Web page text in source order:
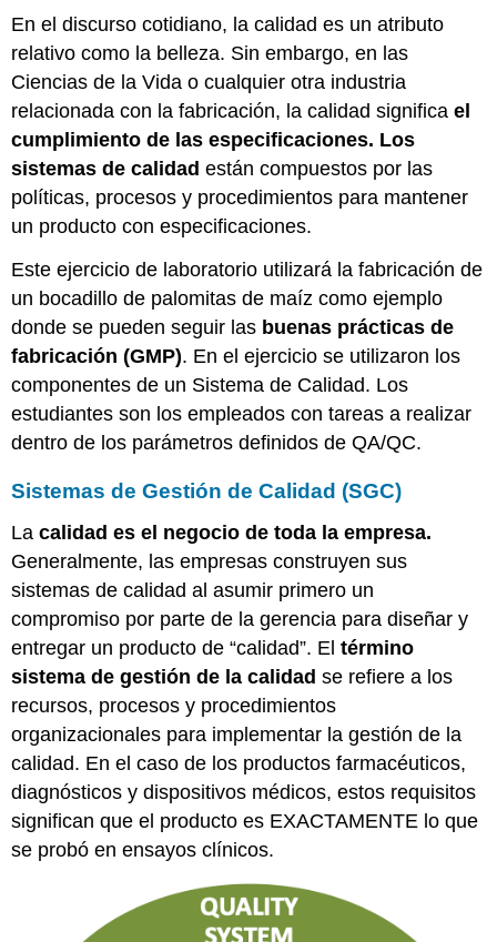
Manufactura
(GMPs)
Control
Estadístico
Procesos
Acciones
Correctivas
y
Preventivas
(CAPA)
Aseguramiento
Calidad
y
Control
Calidad
(QA/QC)
II:
y
prepararse
para
carrera
de
producción
A.
Actividad
de
laboratorio:
Revisar
el
de
1.
En el discurso cotidiano, la calidad es un atributo
relativo como la belleza. Sin embargo, en las
Ciencias de la Vida o cualquier otra industria
relacionada con la fabricación, la calidad significael
cumplimiento de las especificaciones. Los
sistemas de calidad están compuestos por las
políticas, procesos y procedimientos para mantener
un producto con especificaciones.
Este ejercicio de laboratorio utilizará la fabricación de
un bocadillo de palomitas de maíz como ejemplo
donde se pueden seguir las buenas prácticas de
fabricación (GMP). En el ejercicio se utilizaron los
componentes de un Sistema de Calidad. Los
estudiantes son los empleados con tareas a realizar
dentro de los parámetros definidos de QA/QC.
Sistemas de Gestión de Calidad (SGC)
Lacalidad es el negocio de toda la empresa.
Generalmente, las empresas construyen sus
sistemas de calidad al asumir primero un
compromiso por parte de la gerencia para diseñar y
entregar un producto de “calidad”. Eltérmino
sistema de gestión de la calidad se refiere a los
recursos, procesos y procedimientos
organizacionales para implementar la gestión de la
calidad. En el caso de los productos farmacéuticos,
diagnósticos y dispositivos médicos, estos requisitos
significan que el producto es EXACTAMENTE lo que
se probó en ensayos clínicos.